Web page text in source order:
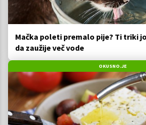
Mačka poleti premalo pije? Ti triki
da zaužije več vode
OKUSNO.JE